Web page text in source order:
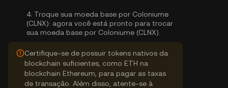
4. Troque sua moeda base por Coloniume
(CLNX): agora você está pronto para trocar
sua moeda base por Coloniume (CLNX).
Certifique-se de possuir tokens nativos da
blockchain suficientes, como ETH na
blockchain Ethereum, para pagar as taxas
de transação. Além disso, atente-se à